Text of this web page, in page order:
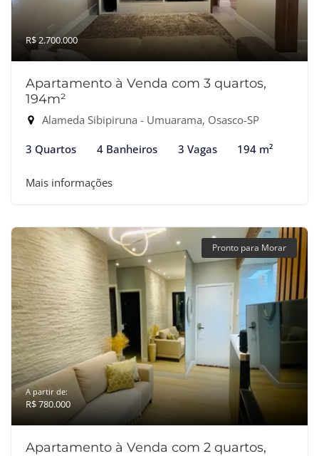
R$ 2.700.000
Apartamento à Venda com 3 quartos,
194m²
Alameda Sibipiruna - Umuarama, Osasco-SP
3 Quartos 4 Banheiros 3 Vagas 194 m²
Mais informações
Pronto para Morar
A partir de:
R$ 780.000
Apartamento à Venda com 2 quartos,